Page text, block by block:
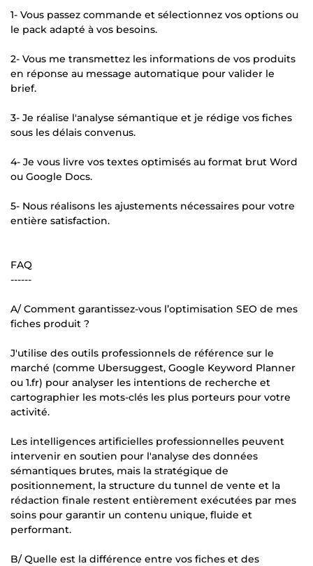
1- Vous passez commande et sélectionnez vos options ou
le pack adapté à vos besoins.
2- Vous me transmettez les informations de vos produits
en réponse au message automatique pour valider le
brief.
3- Je réalise l'analyse sémantique et je rédige vos fiches
sous les délais convenus.
4- Je vous livre vos textes optimisés au format brut Word
ou Google Docs.
5- Nous réalisons les ajustements nécessaires pour votre
entière satisfaction.
FAQ
------
A/ Comment garantissez-vous l’optimisation SEO de mes
fiches produit ?
J'utilise des outils professionnels de référence sur le
marché (comme Ubersuggest, Google Keyword Planner
ou 1.fr) pour analyser les intentions de recherche et
cartographier les mots-clés les plus porteurs pour votre
activité.
Les intelligences artificielles professionnelles peuvent
intervenir en soutien pour l'analyse des données
sémantiques brutes, mais la stratégique de
positionnement, la structure du tunnel de vente et la
rédaction finale restent entièrement exécutées par mes
soins pour garantir un contenu unique, fluide et
performant.
B/ Quelle est la différence entre vos fiches et des